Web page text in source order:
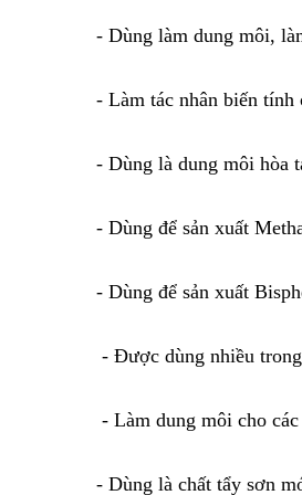
- Dùng làm dung môi,
- Làm tác nhân biến
- Dùng là dung môi hòa
- Dùng để sản xuất
- Dùng để sản xuất
- Được dùng nhiều
- Làm dung môi cho
- Dùng là chất tẩy sơn